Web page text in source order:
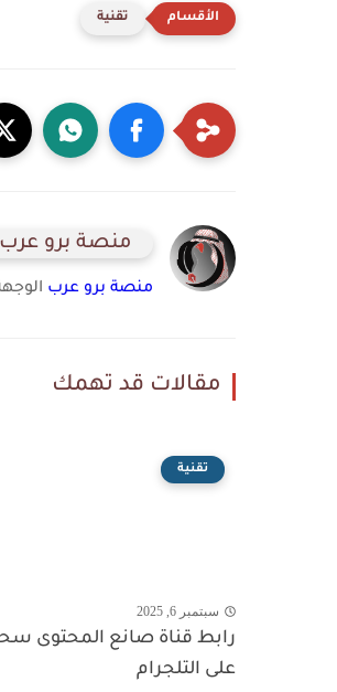
تقنية
منصة برو عرب
منصة برو عرب
مقالات قد تهمك
تقنية
سبتمبر 6, 2025
رابط قناة صانع المحتوى
على التلجرام